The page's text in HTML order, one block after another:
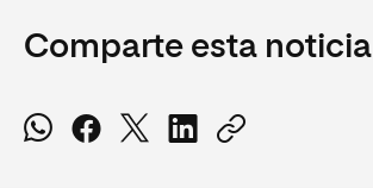
Comparte esta noticia